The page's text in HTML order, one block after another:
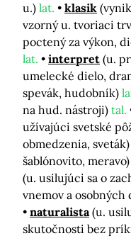
u.) lat. klasik
vzorný u. tvoriaci
poctený za výkon,
lat.
interpret (u.
umelecké dielo,
spevák, hudobník)
na hud. nástroji) tal.
užívajúci svetské
obmedzenia, sveták)
šablónovito, meravo)
(u. usilujúci sa o
vnemov a osobných
naturalista (u.
skutočnosti bez